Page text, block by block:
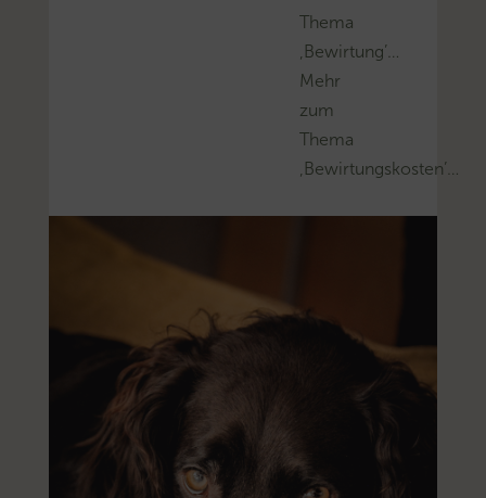
Thema
‚Bewirtung’…
Mehr
zum
Thema
‚Bewirtungskosten’…